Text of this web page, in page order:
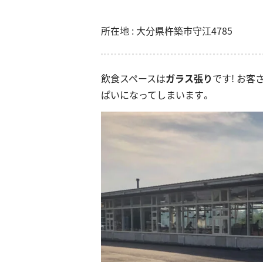
所在地 : 大分県杵築市守江4785
飲食スペースはガラス張りです! お客
ぱいになってしまいます。